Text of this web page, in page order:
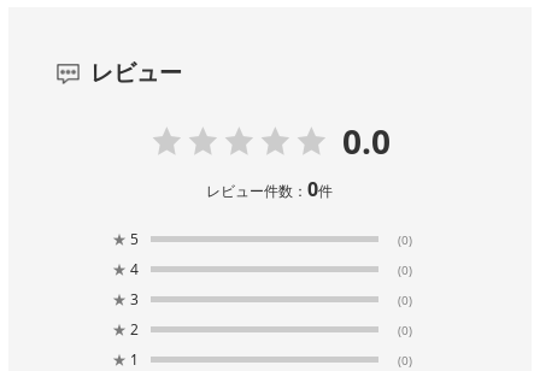
レビュー
0.0
レビュー件数：0件
★ 5 (0)
★ 4 (0)
★ 3 (0)
★ 2 (0)
★ 1 (0)